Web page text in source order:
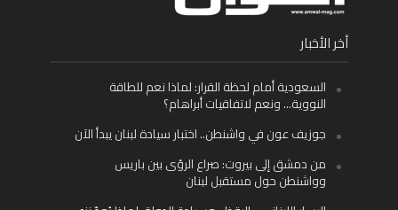
أخر الأخبار
السعودية أمام لحظة القرار: لماذا نعم للطاقة
النووية… ونعم لاتفاقيات أبراهام؟
جوزيف عون في واشنطن.. اختبار سيادة لبنان يبدأ الآن
من دمشق إلى بيروت: صراع الرؤى بين باريس
وواشنطن حول مستقبل لبنان